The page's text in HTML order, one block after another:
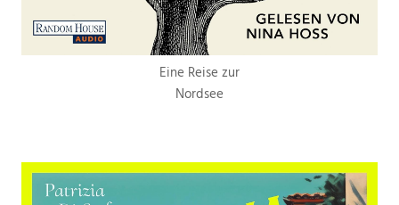
Eine Reise zur
Nordsee